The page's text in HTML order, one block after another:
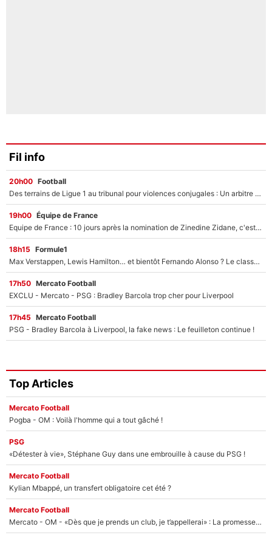
Fil info
20h00 Football
Des terrains de Ligue 1 au tribunal pour violences conjugales : Un arbitre français encourt une peine de 18 mois de prison !
19h00 Équipe de France
Equipe de France : 10 jours après la nomination de Zinedine Zidane, c'est au tour de son fils de prendre un nouveau départ !
18h15 Formule1
Max Verstappen, Lewis Hamilton… et bientôt Fernando Alonso ? Le classement des pilotes les mieux payés en Formule 1 risque de changer !
17h50 Mercato Football
EXCLU - Mercato - PSG : Bradley Barcola trop cher pour Liverpool
17h45 Mercato Football
PSG - Bradley Barcola à Liverpool, la fake news : Le feuilleton continue !
Top Articles
Mercato Football
Pogba - OM : Voilà l'homme qui a tout gâché !
PSG
«Détester à vie», Stéphane Guy dans une embrouille à cause du PSG !
Mercato Football
Kylian Mbappé, un transfert obligatoire cet été ?
Mercato Football
Mercato - OM - «Dès que je prends un club, je t’appellerai» : La promesse de Marcelino au moment de claquer la porte